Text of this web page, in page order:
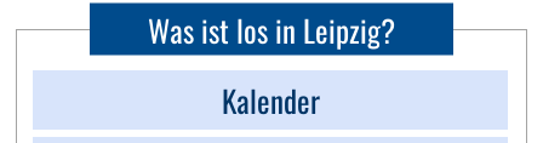
Was ist los in Leipzig?
Kalender